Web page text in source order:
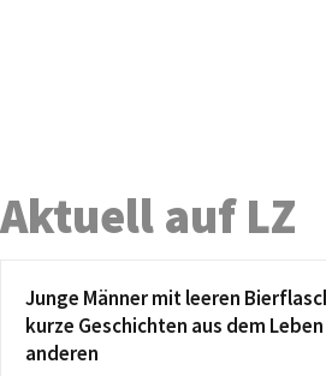
Aktuell auf LZ
Junge Männer mit leeren
kurze Geschichten aus dem
anderen